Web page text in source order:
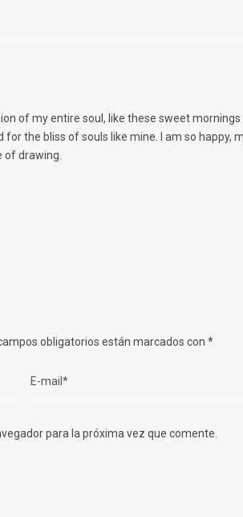
of my entire soul, like these sweet
the bliss of souls like mine. I am so
of drawing.
campos obligatorios están marcados con *
para la próxima vez que comente.